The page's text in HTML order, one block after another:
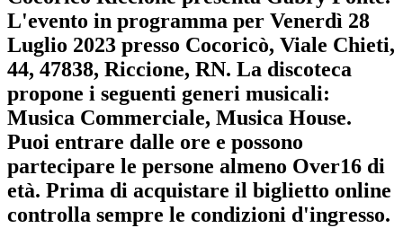
L'evento in programma per Venerdì 28
Luglio 2023 presso Cocoricò, Viale Chieti,
44, 47838, Riccione, RN. La discoteca
propone i seguenti generi musicali:
Musica Commerciale, Musica House.
Puoi entrare dalle ore e possono
partecipare le persone almeno Over16 di
età. Prima di acquistare il biglietto online
controlla sempre le condizioni d'ingresso.